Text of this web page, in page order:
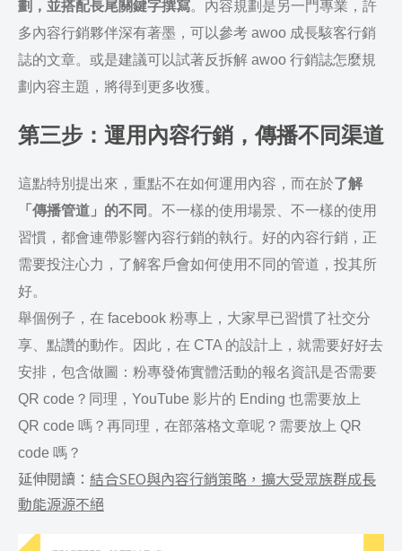
劃，並搭配長尾關鍵字撰寫。內容規劃是另一門專業，許
多內容行銷夥伴深有著墨，可以參考 awoo 成長駭客行銷
誌的文章。或是建議可以試著反拆解 awoo 行銷誌怎麼規
劃內容主題，將得到更多收獲。
第三步：運用內容行銷，傳播不同渠道
這點特別提出來，重點不在如何運用內容，而在於了解
「傳播管道」的不同 。不一樣的使用場景、不一樣的使用
習慣，都會連帶影響內容行銷的執行。好的內容行銷，正
需要投注心力，了解客戶會如何使用不同的管道，投其所
好。
舉個例子，在 facebook 粉專上，大家早已習慣了社交分
享、點讚的動作。因此，在 CTA 的設計上，就需要好好去
安排，包含做圖：粉專發佈實體活動的報名資訊是否需要
QR code？同理， YouTube 影片的 Ending 也需要放上
QR code 嗎？ 再同理，在部落格文章呢？需要放上 QR
code 嗎？
延伸閱讀： 結合SEO與內容行銷策略，擴大受眾族群成長
動能源源不絕